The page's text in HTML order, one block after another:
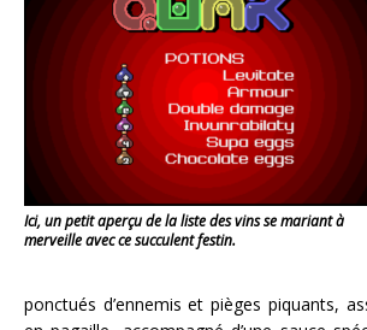
Ici, un petit aperçu de la liste des vins se mariant à
merveille avec ce succulent festin.
ponctués d’ennemis et pièges piquants,